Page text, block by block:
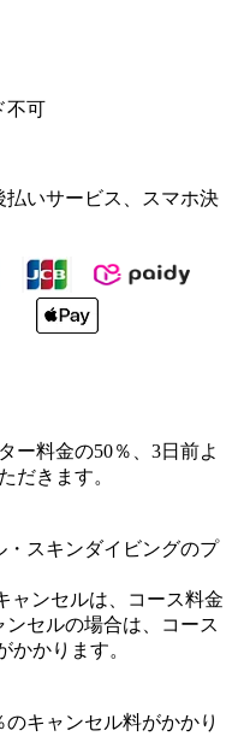
不可
払いサービス、スマホ決
ー料金の50％、3日前よ
だきます。
・スキンダイビングのプ
ャンセルは、コース料金
セルの場合は、コース
かかります。
キャンセル料がかかり